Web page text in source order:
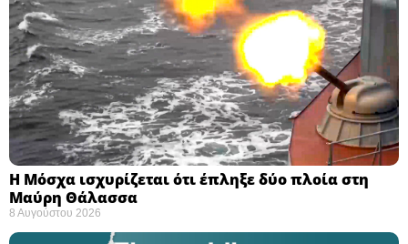
Η Μόσχα ισχυρίζεται ότι έπληξε δύο πλοία στη
Μαύρη Θάλασσα ​
8 Αυγούστου 2026